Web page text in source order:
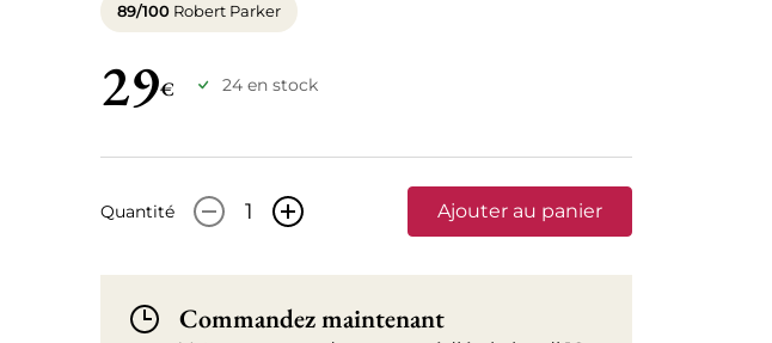
89/100 Robert Parker
29€ 24 en stock
Quantité - + Ajouter au panier
Commandez maintenant